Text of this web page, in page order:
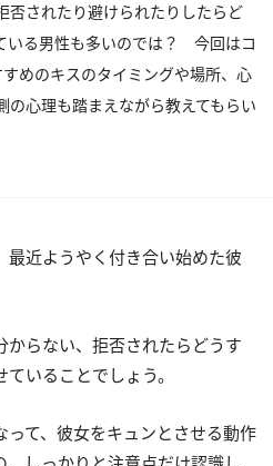
否されたり避けられたりしたらど
いる男性も多いのでは？ 今回はコ
めのキスのタイミングや場所、心
心理も踏まえながら教えてもらい
最近ようやく付き合い始めた彼
からない、拒否されたらどうす
いることでしょう。
て、彼女をキュンとさせる動作